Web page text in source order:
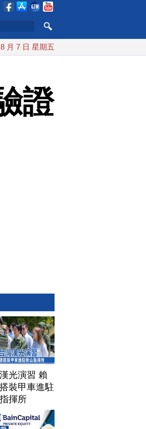
川普預透露美伊談判進展 美彈藥充足再
月 7 日 星期五
證
光演習 賴
裝甲車進駐
揮所